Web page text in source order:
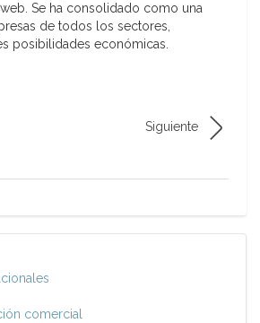
Se ha consolidado como una
de todos los sectores,
posibilidades económicas.
Siguiente
comercial